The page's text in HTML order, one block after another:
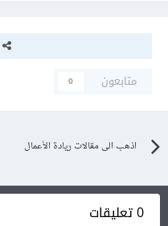
متابعون
0
اذهب الى مقالات ريادة الأعمال
0 تعليقات